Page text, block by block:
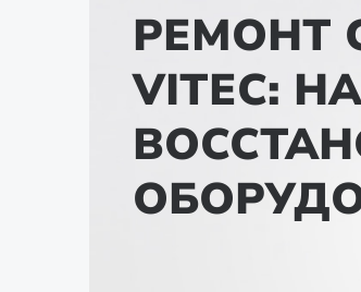
РЕМОНТ
VITEC: